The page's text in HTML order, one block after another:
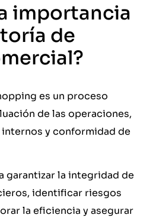
importancia
de
es un proceso
de las operaciones,
y conformidad de
garantizar la integridad de
identificar riesgos
la eficiencia y asegurar